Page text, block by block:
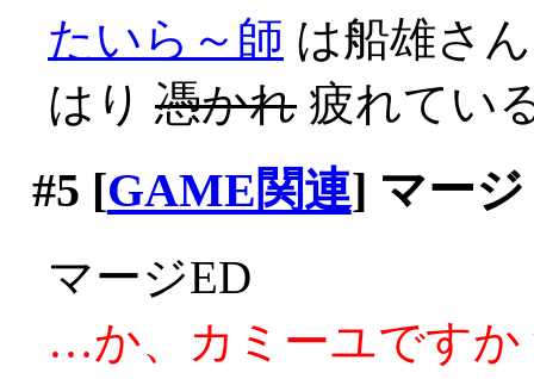
たいら～師 は船雄さ
はり 憑かれ 疲れてい
#5 [GAME関連] マージ
マージED
…か、カミーユですか